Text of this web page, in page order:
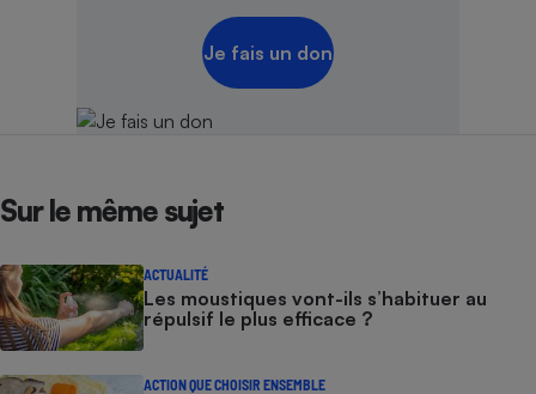
Je fais un don
Sur le même sujet
ACTUALITÉ
Les moustiques vont-ils s’habituer au
répulsif le plus efficace ?
ACTION QUE CHOISIR ENSEMBLE